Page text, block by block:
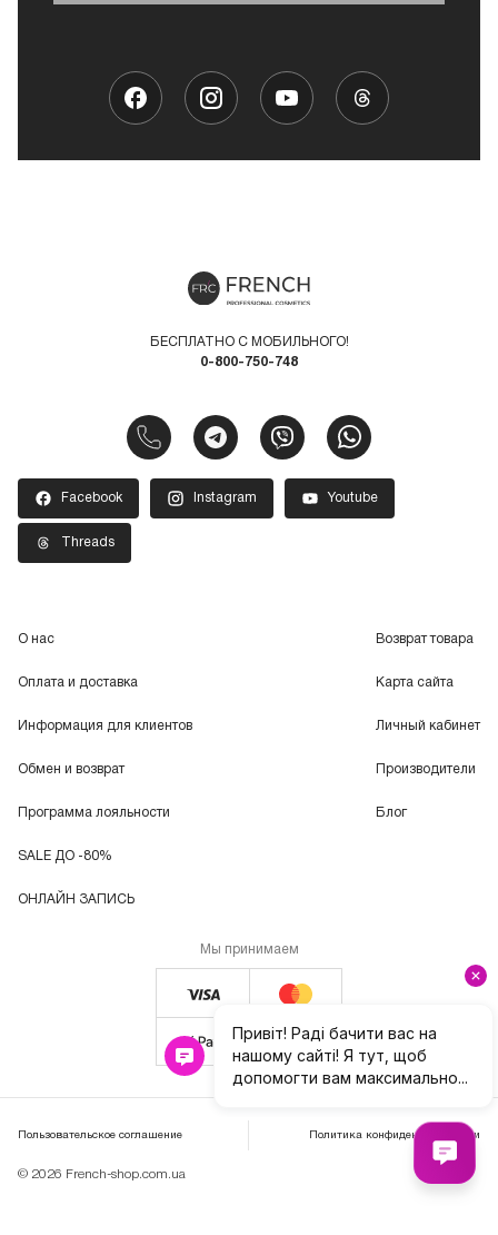
БЕСПЛАТНО С МОБИЛЬНОГО!
0-800-750-748
Facebook Instagram Youtube
Threads
О нас
Оплата и доставка
Информация для клиентов
Обмен и возврат
Программа лояльности
SALE ДО -80%
ОНЛАЙН ЗАПИСЬ
Возврат товара
Карта сайта
Личный кабинет
Производители
Блог
Мы принимаем
© 2026 French-shop.com.ua
Пользовательское соглашение Политика конфиденциальности